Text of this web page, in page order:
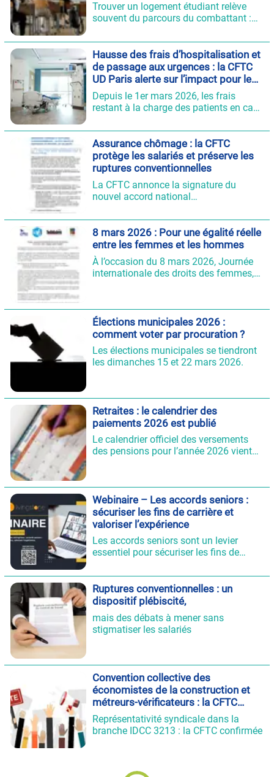
Trouver un logement étudiant relève
souvent du parcours du combattant :
démarches complexes…
Hausse des frais d’hospitalisation et
de passage aux urgences : la CFTC
UD Paris alerte sur l’impact pour les
salariés
Depuis le 1er mars 2026, les frais
restant à la charge des patients en cas
urgences ont augmenté. Cette évolution
concerne à la fois le forfait hospitalier
et le forfait patient urgences. Face à
ces hausses, la CFTC UD Paris rappelle
l’importance de protéger le pouvoir
d’achat et l’accès aux soins pour tous
les salariés.
Assurance chômage : la CFTC
protège les salariés et préserve les
ruptures conventionnelles
La CFTC annonce la signature du
nouvel accord national
chômage. Face aux contraintes
budgétaires et aux risques pesant sur
les ruptures conventionnelles
individuelles, le syndicat a choisi une
ligne claire : préserver ce dispositif
essentiel tout en corrigeant certains
l’accompagnement vers l’emploi et
introduit des protections spécifiques
pour les seniors et les territoires
ultramarins.
8 mars 2026 : Pour une égalité réelle
entre les femmes et les hommes
À l’occasion du 8 mars 2026, Journée
internationale des droits des femmes,
réelle entre les femmes et les hommes.
Élections municipales 2026 :
comment voter par procuration ?
Les élections municipales se tiendront
les dimanches 15 et 22 mars 2026.
Retraites : le calendrier des
paiements 2026 est publié
Le calendrier officiel des versements
des pensions pour l’année 2026 vient
fonctionnaire, agent territorial,
hospitalier ou travailleur agricole :
chacun peut désormais connaître les
dates prévisionnelles de versement de
Webinaire – Les accords seniors :
sécuriser les fins de carrière et
valoriser l’expérience
Les accords seniors sont un levier
essentiel pour sécuriser les fins de
salariés et anticiper les enjeux de
demain dans les entreprises.
Ruptures conventionnelles : un
dispositif plébiscité,
mais des débats à mener sans
stigmatiser les salariés
Convention collective des
économistes de la construction et
métreurs-vérificateurs : la CFTC
reconnue représentative
Représentativité syndicale dans la
branche IDCC 3213 : la CFTC confirmée